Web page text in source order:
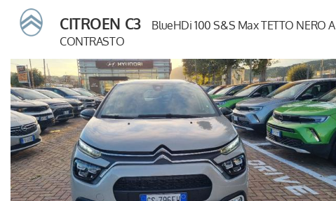
CITROEN
PRONTA CONSEGNA / KM 0
VEICOLI CON ECOBONUS
AUTO USATE
ACQUISTIAMO USATO
CITROEN C3
BlueHDi 100 S&S Max TETTO NERO A
CONTRASTO